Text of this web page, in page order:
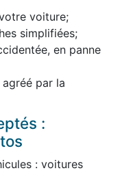
voiture;
simplifiées;
en panne
par la
:
: voitures